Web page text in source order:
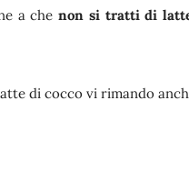
a chenon si tratti di
di cocco vi rimando